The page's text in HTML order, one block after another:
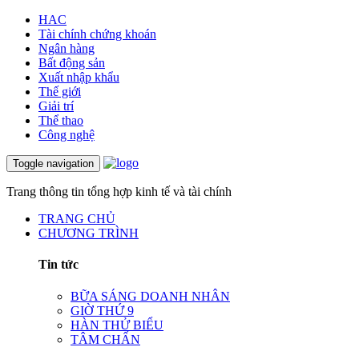
HAC
Tài chính chứng khoán
Ngân hàng
Bất động sản
Xuất nhập khẩu
Thế giới
Giải trí
Thể thao
Công nghệ
Toggle navigation
Trang thông tin tổng hợp kinh tế và tài chính
TRANG CHỦ
CHƯƠNG TRÌNH
Tin tức
BỮA SÁNG DOANH NHÂN
GIỜ THỨ 9
HÀN THỬ BIỂU
TÂM CHẤN